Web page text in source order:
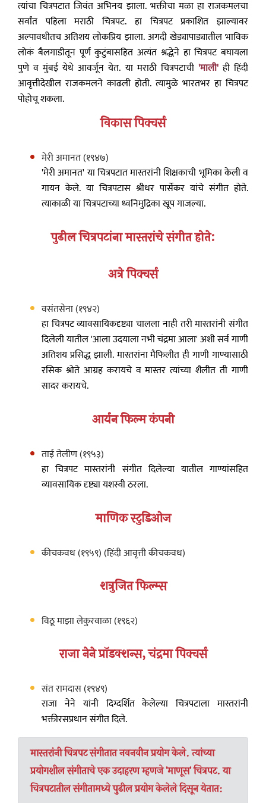
त्यांचा चित्रपटात जिवंत अभिनय झाला. भक्तीचा मळा हा राजकमलचा
सर्वांत पहिला मराठी चित्रपट. हा चित्रपट प्रकाशित झाल्यावर
अल्पावधीतच अतिशय लोकप्रिय झाला. अगदी खेड्यापाड्यातील भाविक
लोकं बैलगाडीतून पूर्ण कुटुंबासहित अत्यंत श्रद्धेने हा चित्रपट बघायला
पुणे व मुंबई येथे आवर्जून येत. या मराठी चित्रपटाची 'माली'ही हिंदी
आवृत्तीदेखील राजकमलने काढली होती. त्यामुळे भारतभर हा चित्रपट
पोहोचू शकला.
विकास पिक्चर्स
मेरी अमानत (१९४७)
'मेरी अमानत' या चित्रपटात मास्तरांनी शिक्षकाची भूमिका केली व
गायन केले. या चित्रपटास श्रीधर पार्सेकर यांचे संगीत होते.
त्याकाळी या चित्रपटाच्या ध्वनिमुद्रिका खूप गाजल्या.
पुढील चित्रपटांना मास्तरांचे संगीत होते:
अत्रे पिक्चर्स
वसंतसेना (१९४२)
हा चित्रपट व्यावसायिकदृष्ट्या चालला नाही तरी मास्तरांनी संगीत
दिलेली यातील 'आला उदयाला नभी चंद्रमा आला' अशी सर्व गाणी
अतिशय प्रसिद्ध झाली. मास्तरांना मैफिलीत ही गाणी गाण्यासाठी
रसिक श्रोते आग्रह करायचे व मास्तर त्यांच्या शैलीत ती गाणी
सादर करायचे.
आर्यन फिल्म कंपनी
ताई तेलीण (१९५३)
हा चित्रपट मास्तरांनी संगीत दिलेल्या यातील गाण्यांसहित
व्यावसायिक दृष्ट्या यशस्वी ठरला.
माणिक स्टुडिओज
कीचकवध (१९५९) (हिंदी आवृत्ती कीचकवध)
शत्रुजित फिल्म्स
विठू माझा लेकुरवाळा (१९६२)
राजा नेने प्रॉडक्शन्स, चंद्रमा पिक्चर्स
संत रामदास (१९४९)
राजा नेने यांनी दिग्दर्शित केलेल्या चित्रपटाला मास्तरांनी
भक्तीरसप्रधान संगीत दिले.
मास्तरांनी चित्रपट संगीतात नवनवीन प्रयोग केले. त्यांच्या
प्रयोगशील संगीताचे एक उदाहरण म्हणजे 'माणूस' चित्रपट. या
चित्रपटातील संगीतामध्ये पुढील प्रयोग केलेले दिसून येतात: